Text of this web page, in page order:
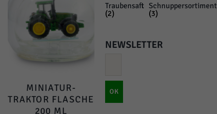
MINIATUR-
TRAKTOR FLASCHE
200 ML
Traubensaft
(2)
Schnuppersortiment
(3)
NEWSLETTER
OK